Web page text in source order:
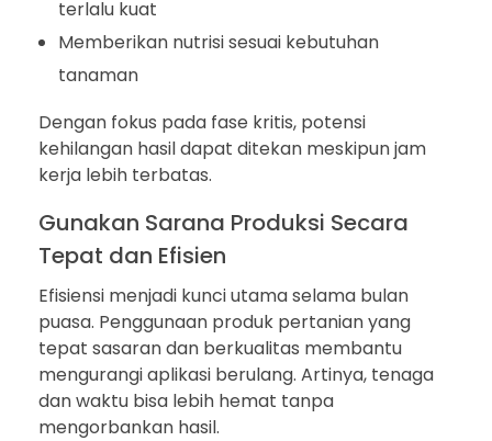
terlalu kuat
Memberikan nutrisi sesuai kebutuhan
tanaman
Dengan fokus pada fase kritis, potensi
kehilangan hasil dapat ditekan meskipun jam
kerja lebih terbatas.
Gunakan Sarana Produksi Secara
Tepat dan Efisien
Efisiensi menjadi kunci utama selama bulan
puasa. Penggunaan produk pertanian yang
tepat sasaran dan berkualitas membantu
mengurangi aplikasi berulang. Artinya, tenaga
dan waktu bisa lebih hemat tanpa
mengorbankan hasil.